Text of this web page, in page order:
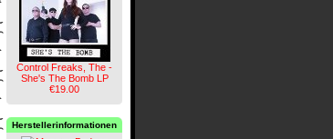
Control Freaks, The -
She's The Bomb LP
€19.00
Herstellerinformationen